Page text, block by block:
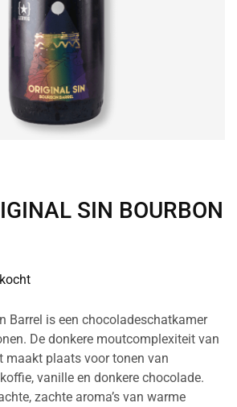
SIN BOURBON
Barrel is een chocoladeschatkamer
De donkere moutcomplexiteit van
maakt plaats voor tonen van
vanille en donkere chocolade.
zachte aroma’s van warme